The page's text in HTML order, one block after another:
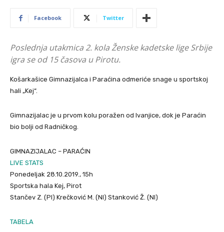
Facebook Twitter
Poslednja utakmica 2. kola Ženske kadetske lige Srbije
igra se od 15 časova u Pirotu.
Košarkašice Gimnazijalca i Paraćina odmeriće snage u sportskoj
hali „Kej“.
Gimnazijalac je u prvom kolu poražen od Ivanjice, dok je Paraćin
bio bolji od Radničkog.
GIMNAZIJALAC – PARAĆIN
LIVE STATS
Ponedeljak 28.10.2019., 15h
Sportska hala Kej, Pirot
Stančev Z. (PI) Krečković M. (NI) Stanković Ž. (NI)
TABELA